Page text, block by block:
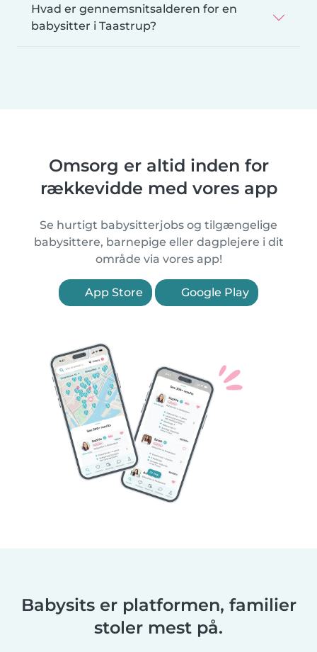
Hvad er gennemsnitsalderen for en
babysitter i Taastrup?
Omsorg er altid inden for
rækkevidde med vores app
Se hurtigt babysitterjobs og tilgængelige
babysittere, barnepige eller dagplejere i dit
område via vores app!
App Store Google Play
Babysits er platformen, familier
stoler mest på.